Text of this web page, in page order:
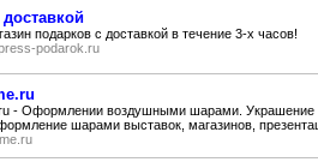
подарков с доставкой в течение 3-х часов!
podarok.ru
- Оформлении воздушными шарами.
шарами выставок, магазинов,